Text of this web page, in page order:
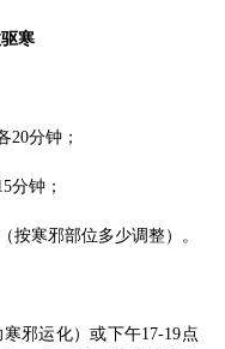
寒
20分钟；
分钟；
按寒邪部位多少调整）。
邪运化）或下午17-19点